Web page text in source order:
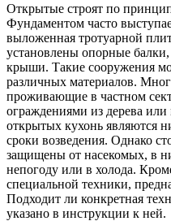
Открытые строят по
Фундаментом часто
выложенная тротуарной
установлены опорные
крыши. Такие сооружения
различных материалов.
проживающие в частном
ограждениями из дерева
открытых кухонь являются
сроки возведения. Однако
защищены от насекомых, в
непогоду или в холода.
специальной техники,
Подходит ли конкретная
указано в инструкции к ней.